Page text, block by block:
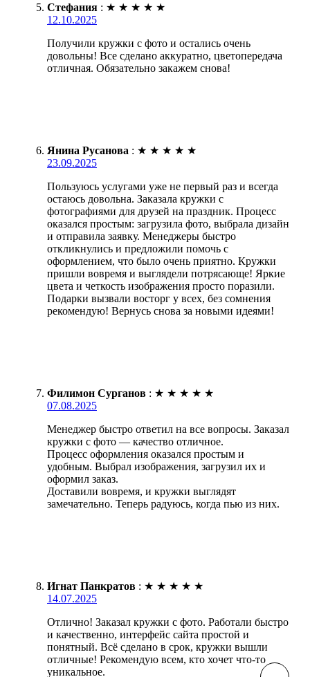
Стефания : ★ ★ ★ ★ ★
12.10.2025
Получили кружки с фото и остались очень
довольны! Все сделано аккуратно, цветопередача
отличная. Обязательно закажем снова!
Янина Русанова : ★ ★ ★ ★ ★
23.09.2025
Пользуюсь услугами уже не первый раз и всегда
остаюсь довольна. Заказала кружки с
фотографиями для друзей на праздник. Процесс
оказался простым: загрузила фото, выбрала дизайн
и отправила заявку. Менеджеры быстро
откликнулись и предложили помочь с
оформлением, что было очень приятно. Кружки
пришли вовремя и выглядели потрясающе! Яркие
цвета и четкость изображения просто поразили.
Подарки вызвали восторг у всех, без сомнения
рекомендую! Вернусь снова за новыми идеями!
Филимон Сурганов : ★ ★ ★ ★ ★
07.08.2025
Менеджер быстро ответил на все вопросы. Заказал
кружки с фото — качество отличное.
Процесс оформления оказался простым и
удобным. Выбрал изображения, загрузил их и
оформил заказ.
Доставили вовремя, и кружки выглядят
замечательно. Теперь радуюсь, когда пью из них.
Игнат Панкратов : ★ ★ ★ ★ ★
14.07.2025
Отлично! Заказал кружки с фото. Работали быстро
и качественно, интерфейс сайта простой и
понятный. Всё сделано в срок, кружки вышли
отличные! Рекомендую всем, кто хочет что-то
уникальное.